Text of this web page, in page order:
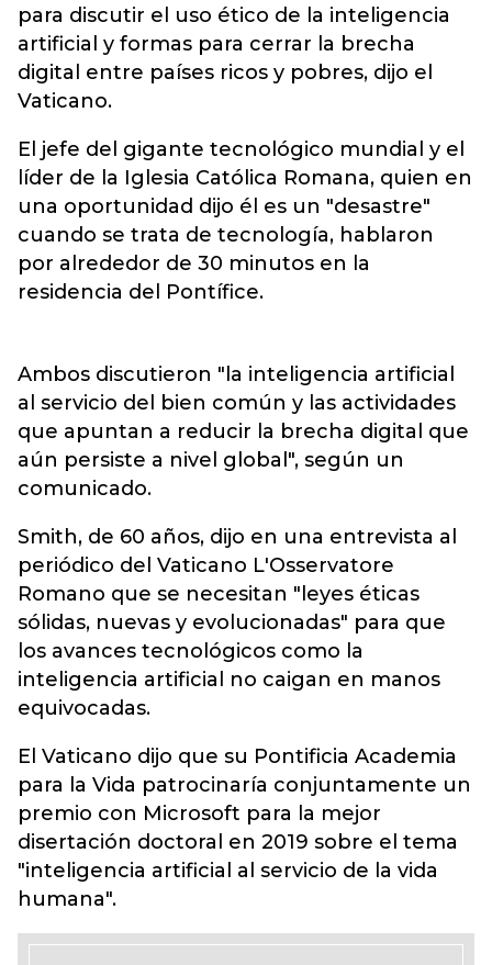
para discutir el uso ético de la inteligencia
artificial y formas para cerrar la brecha
digital entre países ricos y pobres, dijo el
Vaticano.
El jefe del gigante tecnológico mundial y el
líder de la Iglesia Católica Romana, quien en
una oportunidad dijo él es un "desastre"
cuando se trata de tecnología, hablaron
por alrededor de 30 minutos en la
residencia del Pontífice.
Ambos discutieron "la inteligencia artificial
al servicio del bien común y las actividades
que apuntan a reducir la brecha digital que
aún persiste a nivel global", según un
comunicado.
Smith, de 60 años, dijo en una entrevista al
periódico del Vaticano L'Osservatore
Romano que se necesitan "leyes éticas
sólidas, nuevas y evolucionadas" para que
los avances tecnológicos como la
inteligencia artificial no caigan en manos
equivocadas.
El Vaticano dijo que su Pontificia Academia
para la Vida patrocinaría conjuntamente un
premio con Microsoft para la mejor
disertación doctoral en 2019 sobre el tema
"inteligencia artificial al servicio de la vida
humana".